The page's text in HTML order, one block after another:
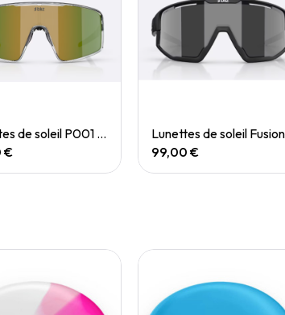
Quick View
Lunettes de soleil P001 Small
€
Quick View
Lunettes de soleil Fusion
99,00 €